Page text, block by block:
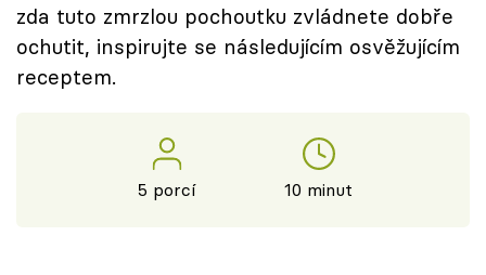
Přihlášení
zda tuto zmrzlou pochoutku zvládnete dobře
ochutit, inspirujte se následujícím osvěžujícím
receptem.
5 porcí 10 minut